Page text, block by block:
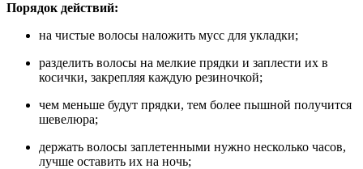
Порядок действий:
на чистые волосы наложить мусс для укладки;
разделить волосы на мелкие прядки и заплести их в
косички, закрепляя каждую резиночкой;
чем меньше будут прядки, тем более пышной получится
шевелюра;
держать волосы заплетенными нужно несколько часов,
лучше оставить их на ночь;